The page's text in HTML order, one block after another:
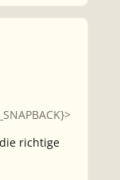
richtige